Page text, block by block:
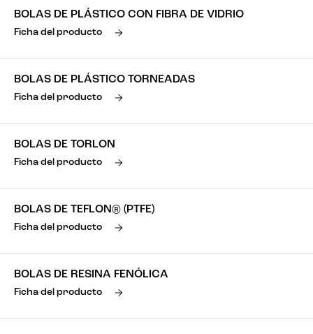
BOLAS DE PLÁSTICO CON FIBRA DE VIDRIO
Ficha del producto
BOLAS DE PLÁSTICO TORNEADAS
Ficha del producto
BOLAS DE TORLON
Ficha del producto
BOLAS DE TEFLON® (PTFE)
Ficha del producto
BOLAS DE RESINA FENÓLICA
Ficha del producto